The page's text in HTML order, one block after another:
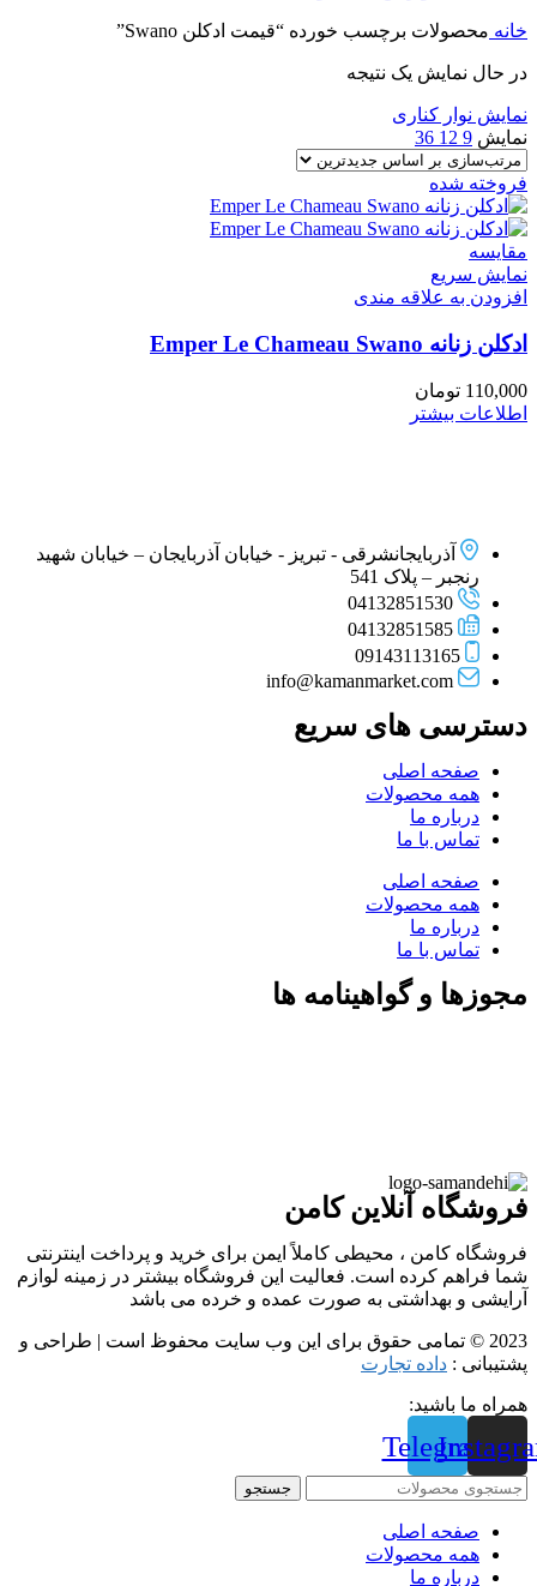
خانه محصولات برچسب خورده “قیمت ادکلن Swano”
در حال نمایش یک نتیجه
نمایش نوار کناری
نمایش 9
12
36
فروخته شده
مقايسه
نمایش سریع
افزودن به علاقه مندی
ادکلن زنانه Emper Le Chameau Swano
110,000 تومان
اطلاعات بیشتر
آذربایجانشرقی - تبریز - خیابان آذربایجان – خیابان شهید
رنجبر – پلاک 541
04132851530
04132851585
09143113165
info@kamanmarket.com
دسترسی های سریع
صفحه اصلی
همه محصولات
درباره ما
تماس با ما
صفحه اصلی
همه محصولات
درباره ما
تماس با ما
مجوزها و گواهینامه ها
فروشگاه آنلاین کامن
فروشگاه کامن ، محیطی کاملاً ایمن برای خرید و پرداخت اینترنتی
شما فراهم کرده است. فعالیت این فروشگاه بیشتر در زمینه لوازم
آرایشی و بهداشتی به صورت عمده و خرده می باشد
2023 © تمامی حقوق برای این وب سایت محفوظ است | طراحی و
پشتیبانی : داده تجارت
همراه ما باشید:
Telegram
جستجو
صفحه اصلی
همه محصولات
درباره ما